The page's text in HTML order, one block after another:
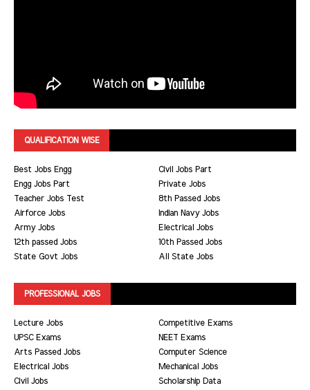
QUALIFICATION WISE
Best Jobs Engg
Civil Jobs Part
Engg Jobs Part
Private Jobs
Teacher Jobs Test
8th Passed Jobs
Airforce Jobs
Indian Navy Jobs
Army Jobs
Electrical Jobs
12th passed Jobs
10th Passed Jobs
State Govt Jobs
All State Jobs
PROFESSIONAL JOBS
Lecture Jobs
Competitive Exams
UPSC Exams
NEET Exams
Arts Passed Jobs
Computer Science
Electrical Jobs
Mechanical Jobs
Civil Jobs
Scholarship Data